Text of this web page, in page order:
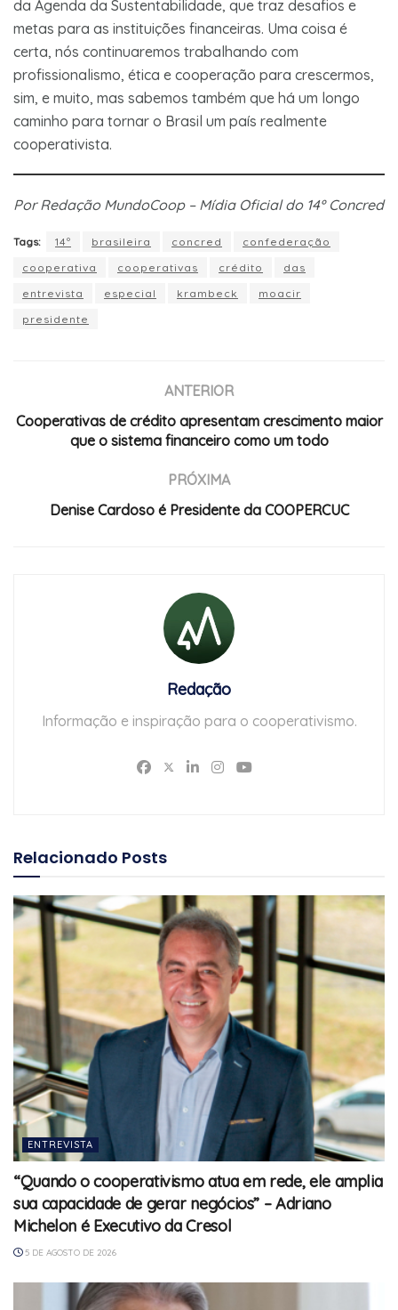
da Agenda da Sustentabilidade, que traz desafios e
metas para as instituições financeiras. Uma coisa é
certa, nós continuaremos trabalhando com
profissionalismo, ética e cooperação para crescermos,
sim, e muito, mas sabemos também que há um longo
caminho para tornar o Brasil um país realmente
cooperativista.
Por Redação MundoCoop – Mídia Oficial do 14º Concred
Tags: 14º brasileira concred
confederação
cooperativa
cooperativas crédito
das
entrevista
especial krambeck
moacir
presidente
ANTERIOR
Cooperativas de crédito apresentam crescimento maior
que o sistema financeiro como um todo
PRÓXIMA
Denise Cardoso é Presidente da COOPERCUC
Redação
Informação e inspiração para o cooperativismo.
Relacionado Posts
ENTREVISTA
“Quando o cooperativismo atua em rede, ele amplia
sua capacidade de gerar negócios” – Adriano
Michelon é Executivo da Cresol
5 DE AGOSTO DE 2026